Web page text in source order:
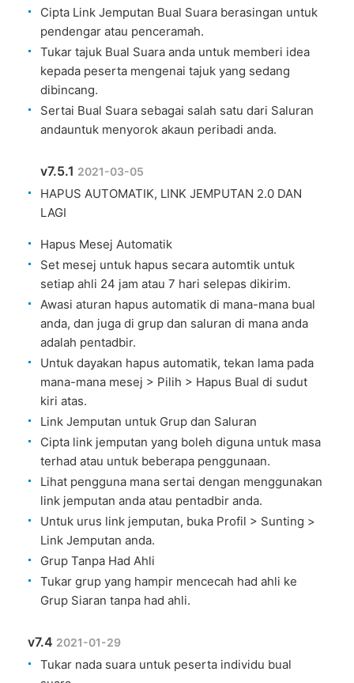
Cipta Link Jemputan Bual Suara berasingan untuk
pendengar atau penceramah.
Tukar tajuk Bual Suara anda untuk memberi idea
kepada peserta mengenai tajuk yang sedang
dibincang.
Sertai Bual Suara sebagai salah satu dari Saluran
andauntuk menyorok akaun peribadi anda.
v7.5.1 2021-03-05
HAPUS AUTOMATIK, LINK JEMPUTAN 2.0 DAN
LAGI
Hapus Mesej Automatik
Set mesej untuk hapus secara automtik untuk
setiap ahli 24 jam atau 7 hari selepas dikirim.
Awasi aturan hapus automatik di mana-mana bual
anda, dan juga di grup dan saluran di mana anda
adalah pentadbir.
Untuk dayakan hapus automatik, tekan lama pada
mana-mana mesej > Pilih > Hapus Bual di sudut
kiri atas.
Link Jemputan untuk Grup dan Saluran
Cipta link jemputan yang boleh diguna untuk masa
terhad atau untuk beberapa penggunaan.
Lihat pengguna mana sertai dengan menggunakan
link jemputan anda atau pentadbir anda.
Untuk urus link jemputan, buka Profil > Sunting >
Link Jemputan anda.
Grup Tanpa Had Ahli
Tukar grup yang hampir mencecah had ahli ke
Grup Siaran tanpa had ahli.
v7.4 2021-01-29
Tukar nada suara untuk peserta individu bual